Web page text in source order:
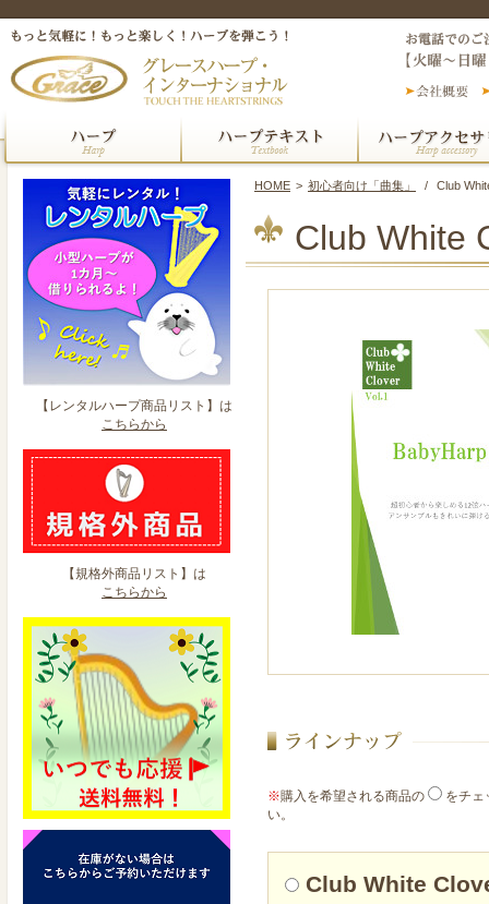
【レンタルハープ商品リスト】は
こちらから
【規格外商品リスト】は
こちらから
HOME > 初心者向け「曲集」 / Club
Club White
※購入を希望される商品の
をチェ
い。
Club White